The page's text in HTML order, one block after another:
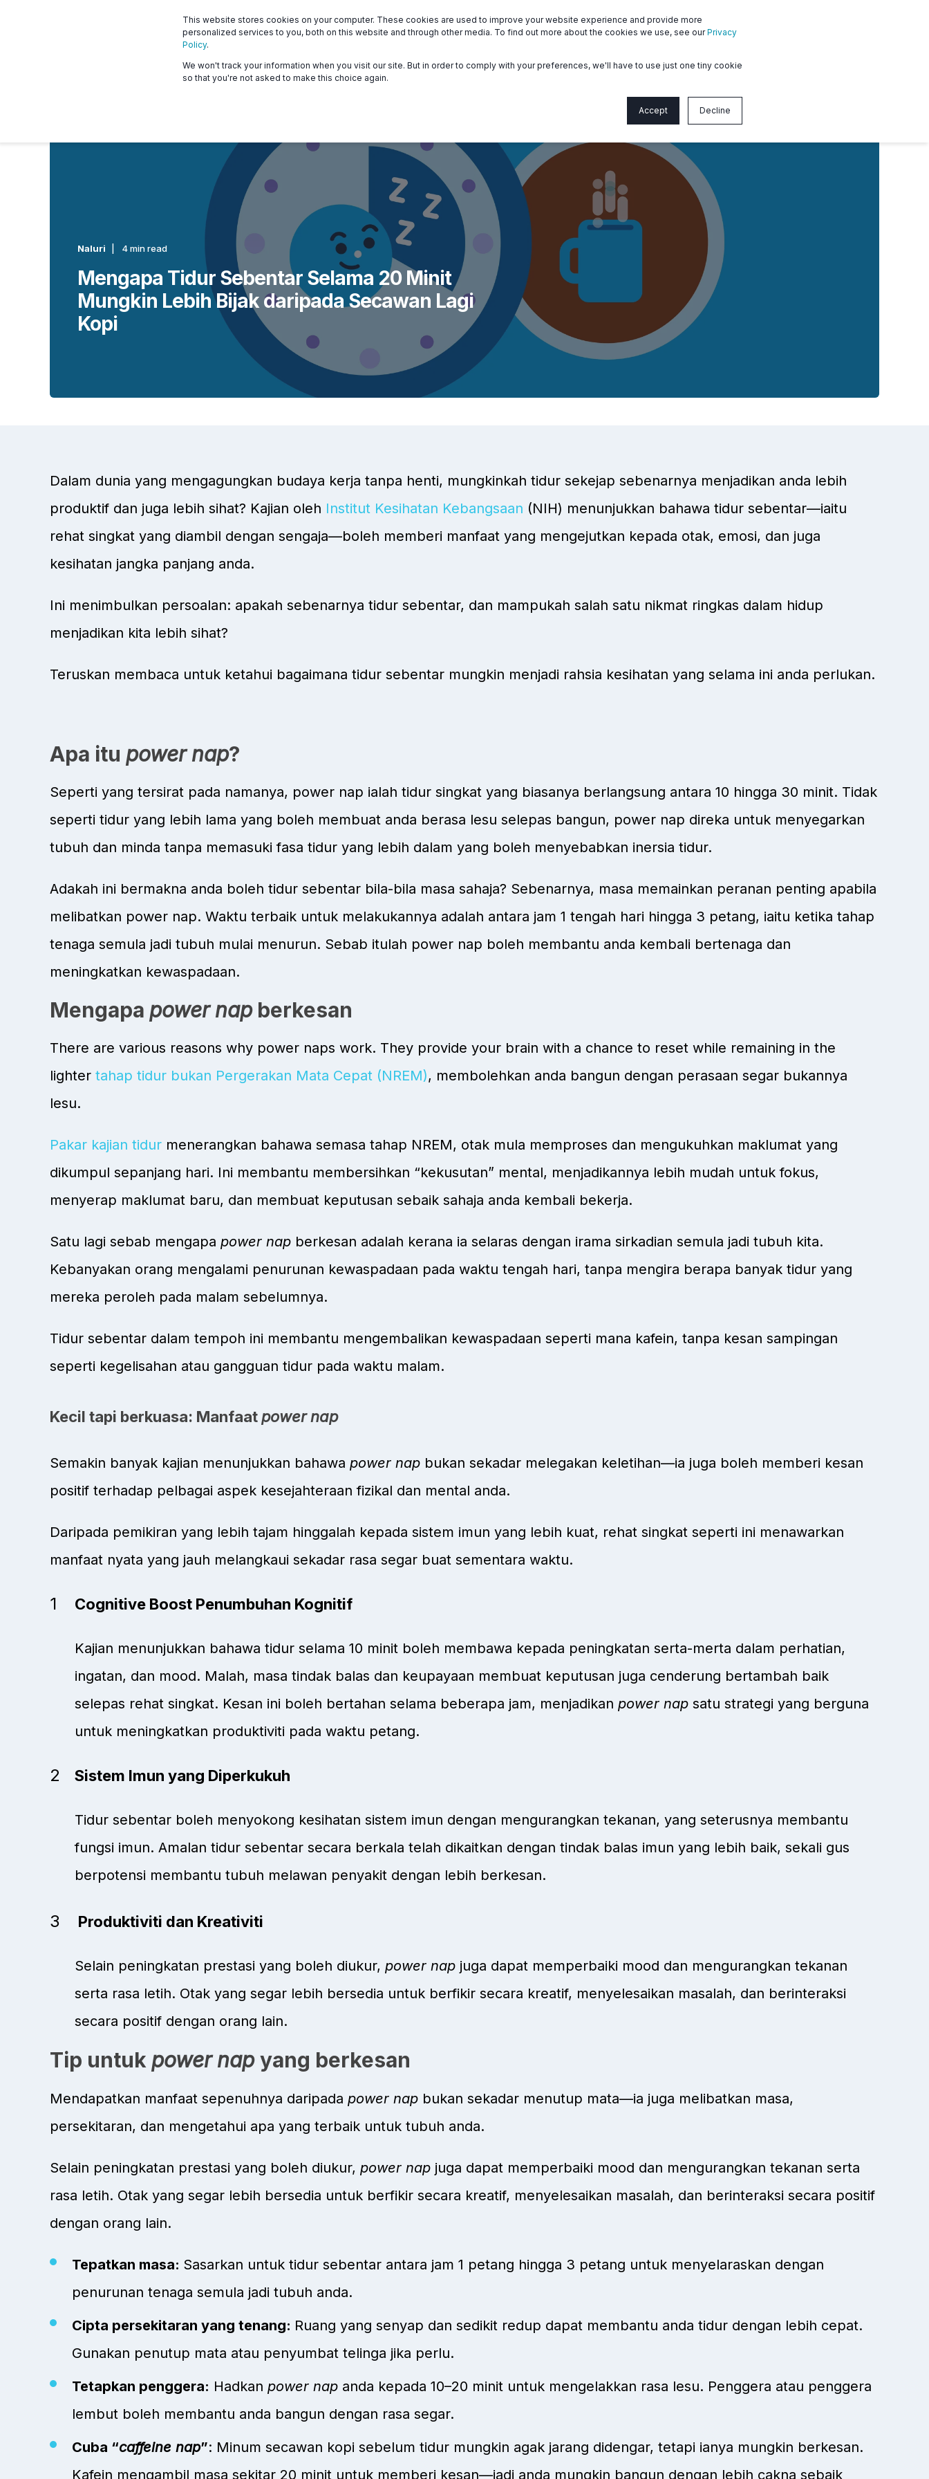
This website stores cookies on your computer. These cookies are used to improve your website experience and provide more
personalized services to you, both on this website and through other media. To find out more about the cookies we use, see ourPrivacy
Policy.
We won't track your information when you visit our site. But in order to comply with your preferences, we'll have to use just one tiny cookie
so that you're not asked to make this choice again.
Accept Decline
What we offer Who we serve About Members Help ms Member login
Naluri 4 min read
Mengapa Tidur Sebentar Selama 20 Minit
Mungkin Lebih Bijak daripada Secawan Lagi
Kopi
Dalam dunia yang mengagungkan budaya kerja tanpa henti, mungkinkah tidur sekejap sebenarnya menjadikan anda lebih
produktif dan juga lebih sihat? Kajian oleh Institut Kesihatan Kebangsaan (NIH) menunjukkan bahawa tidur sebentar—iaitu
rehat singkat yang diambil dengan sengaja—boleh memberi manfaat yang mengejutkan kepada otak, emosi, dan juga
kesihatan jangka panjang anda.
Ini menimbulkan persoalan: apakah sebenarnya tidur sebentar, dan mampukah salah satu nikmat ringkas dalam hidup
menjadikan kita lebih sihat?
Teruskan membaca untuk ketahui bagaimana tidur sebentar mungkin menjadi rahsia kesihatan yang selama ini anda perlukan.
Apa itu power nap?
Seperti yang tersirat pada namanya, power nap ialah tidur singkat yang biasanya berlangsung antara 10 hingga 30 minit. Tidak
seperti tidur yang lebih lama yang boleh membuat anda berasa lesu selepas bangun, power nap direka untuk menyegarkan
tubuh dan minda tanpa memasuki fasa tidur yang lebih dalam yang boleh menyebabkan inersia tidur.
Adakah ini bermakna anda boleh tidur sebentar bila-bila masa sahaja? Sebenarnya, masa memainkan peranan penting apabila
melibatkan power nap. Waktu terbaik untuk melakukannya adalah antara jam 1 tengah hari hingga 3 petang, iaitu ketika tahap
tenaga semula jadi tubuh mulai menurun. Sebab itulah power nap boleh membantu anda kembali bertenaga dan
meningkatkan kewaspadaan.
Mengapa power napberkesan
There are various reasons why power naps work. They provide your brain with a chance to reset while remaining in the
lighter tahap tidur bukan Pergerakan Mata Cepat (NREM), membolehkan anda bangun dengan perasaan segar bukannya
lesu.
Pakar kajian tidur menerangkan bahawa semasa tahap NREM, otak mula memproses dan mengukuhkan maklumat yang
dikumpul sepanjang hari. Ini membantu membersihkan “kekusutan” mental, menjadikannya lebih mudah untuk fokus,
menyerap maklumat baru, dan membuat keputusan sebaik sahaja anda kembali bekerja.
Satu lagi sebab mengapa power nap berkesan adalah kerana ia selaras dengan irama sirkadian semula jadi tubuh kita.
Kebanyakan orang mengalami penurunan kewaspadaan pada waktu tengah hari, tanpa mengira berapa banyak tidur yang
mereka peroleh pada malam sebelumnya.
Tidur sebentar dalam tempoh ini membantu mengembalikan kewaspadaan seperti mana kafein, tanpa kesan sampingan
seperti kegelisahan atau gangguan tidur pada waktu malam.
Kecil tapi berkuasa: Manfaatpower nap
Semakin banyak kajian menunjukkan bahawa power nap bukan sekadar melegakan keletihan—ia juga boleh memberi kesan
positif terhadap pelbagai aspek kesejahteraan fizikal dan mental anda.
Daripada pemikiran yang lebih tajam hinggalah kepada sistem imun yang lebih kuat, rehat singkat seperti ini menawarkan
manfaat nyata yang jauh melangkaui sekadar rasa segar buat sementara waktu.
Cognitive Boost Penumbuhan Kognitif
Kajian menunjukkan bahawa tidur selama 10 minit boleh membawa kepada peningkatan serta-merta dalam perhatian,
ingatan, dan mood. Malah, masa tindak balas dan keupayaan membuat keputusan juga cenderung bertambah baik
selepas rehat singkat. Kesan ini boleh bertahan selama beberapa jam, menjadikan power nap satu strategi yang berguna
untuk meningkatkan produktiviti pada waktu petang.
Sistem Imun yang Diperkukuh
Tidur sebentar boleh menyokong kesihatan sistem imun dengan mengurangkan tekanan, yang seterusnya membantu
fungsi imun. Amalan tidur sebentar secara berkala telah dikaitkan dengan tindak balas imun yang lebih baik, sekali gus
berpotensi membantu tubuh melawan penyakit dengan lebih berkesan.
Produktiviti dan Kreativiti
Selain peningkatan prestasi yang boleh diukur, power nap juga dapat memperbaiki mood dan mengurangkan tekanan
serta rasa letih. Otak yang segar lebih bersedia untuk berfikir secara kreatif, menyelesaikan masalah, dan berinteraksi
secara positif dengan orang lain.
Tip untuk power napyang berkesan
Mendapatkan manfaat sepenuhnya daripada power nap bukan sekadar menutup mata—ia juga melibatkan masa,
persekitaran, dan mengetahui apa yang terbaik untuk tubuh anda.
Selain peningkatan prestasi yang boleh diukur, power nap juga dapat memperbaiki mood dan mengurangkan tekanan serta
rasa letih. Otak yang segar lebih bersedia untuk berfikir secara kreatif, menyelesaikan masalah, dan berinteraksi secara positif
dengan orang lain.
Tepatkan masa: Sasarkan untuk tidur sebentar antara jam 1 petang hingga 3 petang untuk menyelaraskan dengan
penurunan tenaga semula jadi tubuh anda.
Cipta persekitaran yang tenang: Ruang yang senyap dan sedikit redup dapat membantu anda tidur dengan lebih cepat.
Gunakan penutup mata atau penyumbat telinga jika perlu.
Tetapkan penggera: Hadkan power nap anda kepada 10–20 minit untuk mengelakkan rasa lesu. Penggera atau penggera
lembut boleh membantu anda bangun dengan rasa segar.
Cuba “caffeine nap”: Minum secawan kopi sebelum tidur mungkin agak jarang didengar, tetapi ianya mungkin berkesan.
Kafein mengambil masa sekitar 20 minit untuk memberi kesan—jadi anda mungkin bangun dengan lebih cakna sebaik